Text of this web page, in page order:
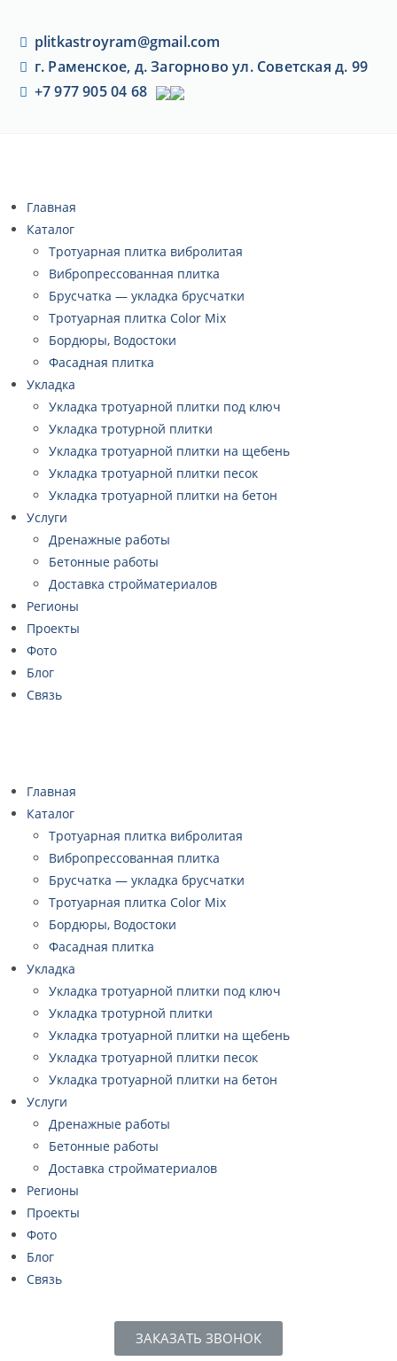
plitkastroyram@gmail.com
г. Раменское, д. Загорново ул. Советская д. 99
+7 977 905 04 68
Главная
Каталог
Тротуарная плитка вибролитая
Вибропрессованная плитка
Брусчатка — укладка брусчатки
Тротуарная плитка Color Mix
Бордюры, Водостоки
Фасадная плитка
Укладка
Укладка тротуарной плитки под ключ
Укладка тротурной плитки
Укладка тротуарной плитки на щебень
Укладка тротуарной плитки песок
Укладка тротуарной плитки на бетон
Услуги
Дренажные работы
Бетонные работы
Доставка стройматериалов
Регионы
Проекты
Фото
Блог
Связь
Главная
Каталог
Тротуарная плитка вибролитая
Вибропрессованная плитка
Брусчатка — укладка брусчатки
Тротуарная плитка Color Mix
Бордюры, Водостоки
Фасадная плитка
Укладка
Укладка тротуарной плитки под ключ
Укладка тротурной плитки
Укладка тротуарной плитки на щебень
Укладка тротуарной плитки песок
Укладка тротуарной плитки на бетон
Услуги
Дренажные работы
Бетонные работы
Доставка стройматериалов
Регионы
Проекты
Фото
Блог
Связь
ЗАКАЗАТЬ ЗВОНОК